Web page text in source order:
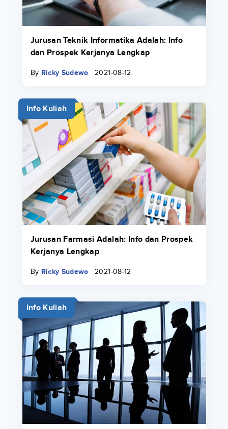
Jurusan Teknik Informatika Adalah: Info
dan Prospek Kerjanya Lengkap
By Ricky Sudewo 2021-08-12
Info Kuliah
Jurusan Farmasi Adalah: Info dan Prospek
Kerjanya Lengkap
By Ricky Sudewo 2021-08-12
Info Kuliah